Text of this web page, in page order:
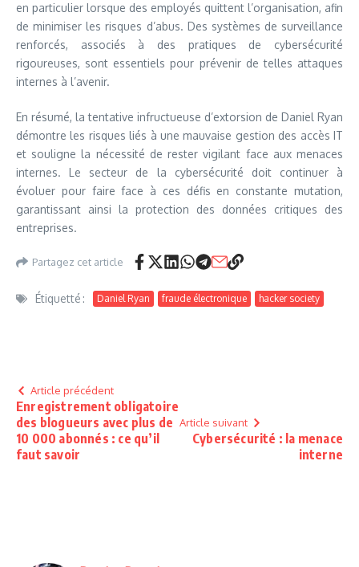
en particulier lorsque des employés quittent l’organisation, afin
de minimiser les risques d’abus. Des systèmes de surveillance
renforcés, associés à des pratiques de cybersécurité
rigoureuses, sont essentiels pour prévenir de telles attaques
internes à l’avenir.
En résumé, la tentative infructueuse d’extorsion de Daniel Ryan
démontre les risques liés à une mauvaise gestion des accès IT
et souligne la nécessité de rester vigilant face aux menaces
internes. Le secteur de la cybersécurité doit continuer à
évoluer pour faire face à ces défis en constante mutation,
garantissant ainsi la protection des données critiques des
entreprises.
Partagez cet article
Étiquetté : Daniel Ryan fraude électronique hacker society
Article précédent
Enregistrement obligatoire
des blogueurs avec plus de
10 000 abonnés : ce qu’il
faut savoir
Article suivant
Cybersécurité : la menace
interne